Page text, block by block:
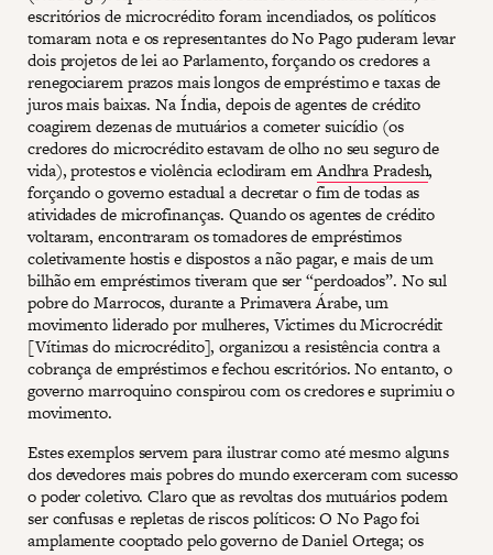
escritórios de microcrédito foram incendiados, os políticos
tomaram nota e os representantes do No Pago puderam levar
dois projetos de lei ao Parlamento, forçando os credores a
renegociarem prazos mais longos de empréstimo e taxas de
juros mais baixas. Na Índia, depois de agentes de crédito
coagirem dezenas de mutuários a cometer suicídio (os
credores do microcrédito estavam de olho no seu seguro de
vida), protestos e violência eclodiram emAndhra Pradesh,
forçando o governo estadual a decretar o fim de todas as
atividades de microfinanças. Quando os agentes de crédito
voltaram, encontraram os tomadores de empréstimos
coletivamente hostis e dispostos a não pagar, e mais de um
bilhão em empréstimos tiveram que ser “perdoados”. No sul
pobre do Marrocos, durante a Primavera Árabe, um
movimento liderado por mulheres, Victimes du Microcrédit
[Vítimas do microcrédito], organizou a resistência contra a
cobrança de empréstimos e fechou escritórios. No entanto, o
governo marroquino conspirou com os credores e suprimiu o
movimento.
Estes exemplos servem para ilustrar como até mesmo alguns
dos devedores mais pobres do mundo exerceram com sucesso
o poder coletivo. Claro que as revoltas dos mutuários podem
ser confusas e repletas de riscos políticos: O No Pago foi
amplamente cooptado pelo governo de Daniel Ortega; os